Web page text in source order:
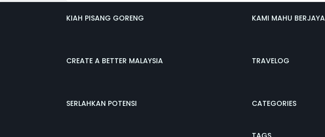
KIAH PISANG GORENG
CREATE A BETTER MALAYSIA
SERLAHKAN POTENSI
KAMI MAHU BERJAYA
TRAVELOG
CATEGORIES